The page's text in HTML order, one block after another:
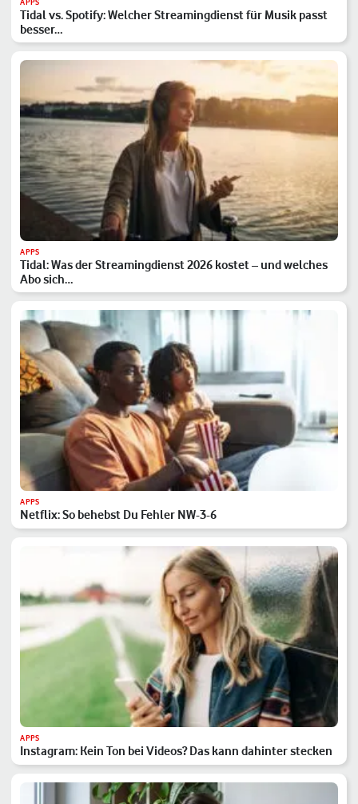
APPS
Tidal vs. Spotify: Welcher Streamingdienst für Musik passt
besser…
APPS
Tidal: Was der Streamingdienst 2026 kostet – und welches
Abo sich…
APPS
Netflix: So behebst Du Fehler NW-3-6
APPS
Instagram: Kein Ton bei Videos? Das kann dahinter stecken